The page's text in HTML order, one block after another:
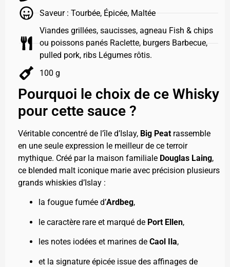
Saveur : Tourbée, Épicée, Maltée
Viandes grillées, saucisses, agneau Fish & chips
ou poissons panés Raclette, burgers Barbecue,
pulled pork, ribs Légumes rôtis.
100 g
Pourquoi le choix de ce Whisky
pour cette sauce ?
Véritable concentré de l’île d’Islay, Big Peat rassemble
en une seule expression le meilleur de ce terroir
mythique. Créé par la maison familiale Douglas Laing,
ce blended malt iconique marie avec précision plusieurs
grands whiskies d’Islay :
la fougue fumée d’Ardbeg,
le caractère rare et marqué de Port Ellen,
les notes iodées et marines de Caol Ila,
et la signature épicée issue des affinages de